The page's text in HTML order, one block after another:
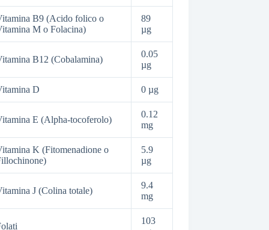
B9 (Acido folico o
M o Folacina)
89
µg
B12 (Cobalamina)
0.05
µg
D 0 µg
E (Alpha-tocoferolo)
0.12
mg
K (Fitomenadione o
5.9
µg
J (Colina totale)
9.4
mg
103